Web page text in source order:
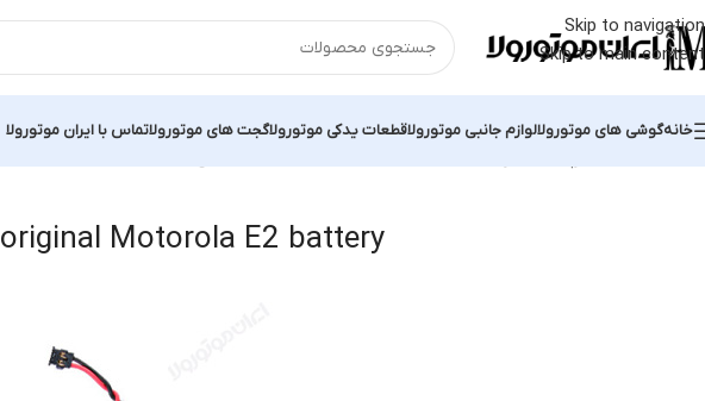
Skip to navigation
Skip to main content
خانهگوشی های موتورولالوازم جانبی موتورولاقطعات یدکی موتورولاگجت های موتورولاتماس با ایران موتورولا
original Motorola E2 battery